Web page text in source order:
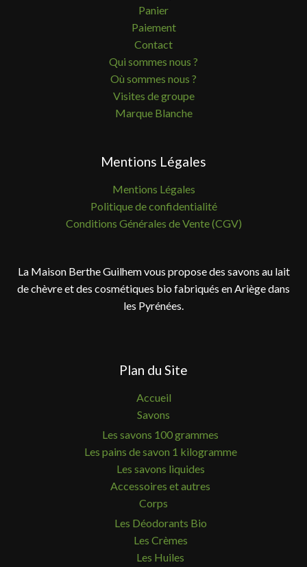
Panier
Paiement
Contact
Qui sommes nous ?
Où sommes nous ?
Visites de groupe
Marque Blanche
Mentions Légales
Mentions Légales
Politique de confidentialité
Conditions Générales de Vente (CGV)
La Maison Berthe Guilhem vous propose des savons au lait
de chèvre et des cosmétiques bio fabriqués en Ariège dans
les Pyrénées.
Plan du Site
Accueil
Savons
Les savons 100 grammes
Les pains de savon 1 kilogramme
Les savons liquides
Accessoires et autres
Corps
Les Déodorants Bio
Les Crèmes
Les Huiles